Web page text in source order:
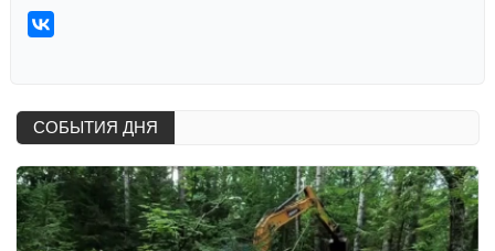
СОБЫТИЯ ДНЯ